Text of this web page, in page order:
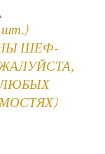
ШЕФ-